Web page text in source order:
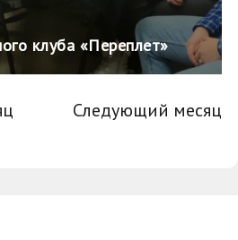
клуба «Переплет»
Следующий месяц